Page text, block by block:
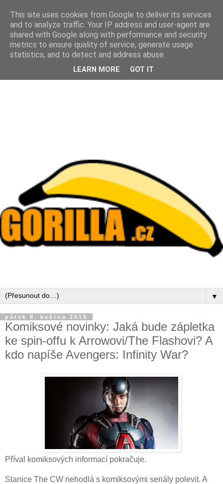
▼
pátek 8. května 2015
Komiksové novinky: Jaká bude zápletka
ke spin-offu k Arrowovi/The Flashovi? A
kdo napíše Avengers: Infinity War?
Příval komiksových informací pokračuje.
Stanice The CW nehodlá s komiksovými seriály polevit. A
This site uses cookies from Google to deliver its services
and to analyze traffic. Your IP address and user-agent are
shared with Google along with performance and security
metrics to ensure quality of service, generate usage
statistics, and to detect and address abuse.
LEARN MORE GOT IT